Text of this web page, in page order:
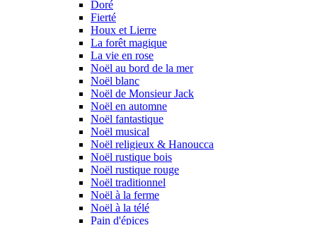
Doré
Fierté
Houx et Lierre
La forêt magique
La vie en rose
Noël au bord de la mer
Noël blanc
Noël de Monsieur Jack
Noël en automne
Noël fantastique
Noël musical
Noël religieux & Hanoucca
Noël rustique bois
Noël rustique rouge
Noël traditionnel
Noël à la ferme
Noël à la télé
Pain d'épices